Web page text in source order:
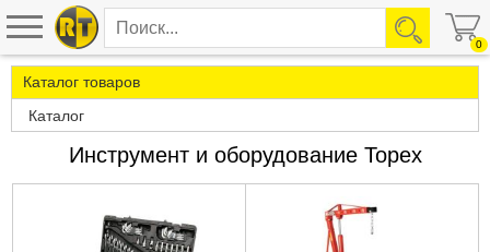
0
Каталог товаров
Каталог
Инструмент и оборудование Topex